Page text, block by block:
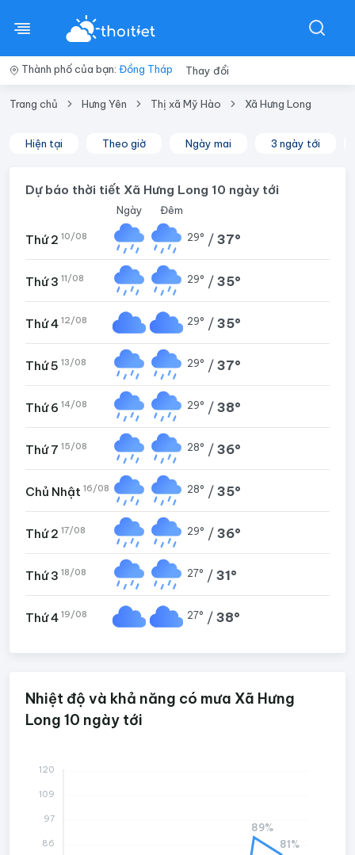
Thành phố của bạn: Đồng Tháp Thay đổi
Trang chủ Hưng Yên Thị xã Mỹ Hào Xã Hưng Long
Hiện tại Theo giờ Ngày mai 3 ngày tới
Dự báo thời tiết Xã Hưng Long 10 ngày tới
Ngày Đêm
Thứ 2 10/08 29° / 37°
Thứ 3 11/08 29° / 35°
Thứ 4 12/08 29° / 35°
Thứ 5 13/08 29° / 37°
Thứ 6 14/08 29° / 38°
Thứ 7 15/08 28° / 36°
Chủ Nhật 16/08 28° / 35°
Thứ 2 17/08 29° / 36°
Thứ 3 18/08 27° / 31°
Thứ 4 19/08 27° / 38°
Nhiệt độ và khả năng có mưa Xã Hưng
Long 10 ngày tới
89%
81%
120
109
97
86